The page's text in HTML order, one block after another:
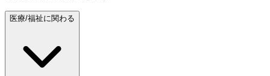
医療/福祉に関わる